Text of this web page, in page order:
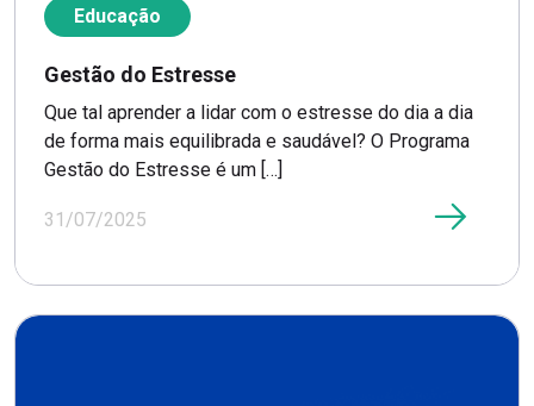
Educação
Gestão do Estresse
Que tal aprender a lidar com o estresse do dia a dia
de forma mais equilibrada e saudável? O Programa
Gestão do Estresse é um […]
31/07/2025